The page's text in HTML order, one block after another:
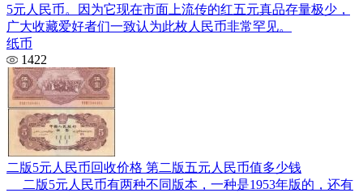
5元人民币。因为它现在市面上流传的红五元真品存量极少，
广大收藏爱好者们一致认为此枚人民币非常罕见。
纸币
1422
二版5元人民币回收价格 第二版五元人民币值多少钱
二版5元人民币有两种不同版本，一种是1953年版的，还有